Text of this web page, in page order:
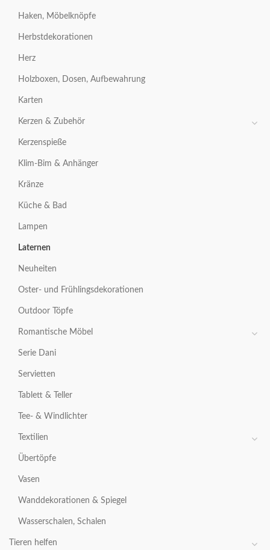
Haken, Möbelknöpfe
Herbstdekorationen
Herz
Holzboxen, Dosen, Aufbewahrung
Karten
Kerzen & Zubehör
Kerzenspieße
Klim-Bim & Anhänger
Kränze
Küche & Bad
Lampen
Laternen
Neuheiten
Oster- und Frühlingsdekorationen
Outdoor Töpfe
Romantische Möbel
Serie Dani
Servietten
Tablett & Teller
Tee- & Windlichter
Textilien
Übertöpfe
Vasen
Wanddekorationen & Spiegel
Wasserschalen, Schalen
Tieren helfen